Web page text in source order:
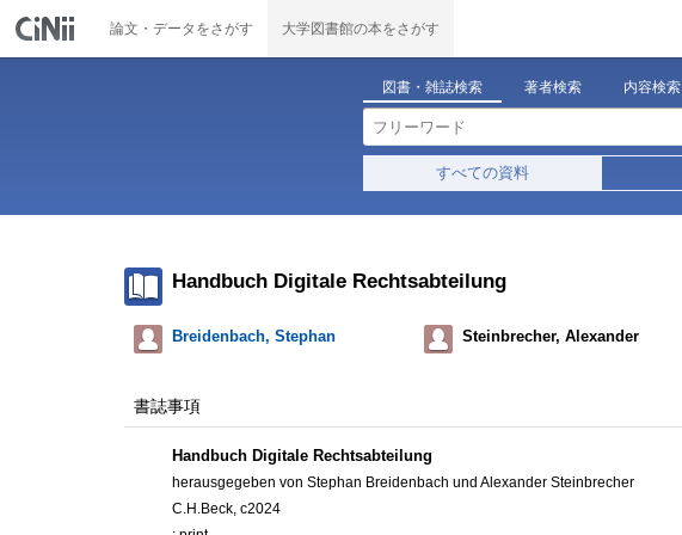
論文・データをさがす 大学図書館の本をさがす
図書・雑誌検索 著者検索 内容検索
すべての資料
Handbuch Digitale Rechtsabteilung
Breidenbach, Stephan Steinbrecher, Alexander
書誌事項
Handbuch Digitale Rechtsabteilung
herausgegeben von Stephan Breidenbach und Alexander Steinbrecher
C.H.Beck, c2024